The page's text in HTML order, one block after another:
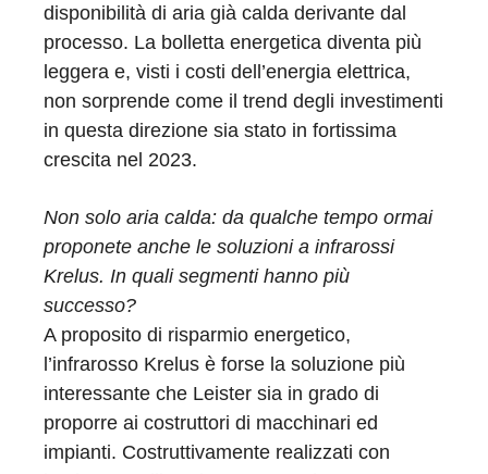
disponibilità di aria già calda derivante dal
processo. La bolletta energetica diventa più
leggera e, visti i costi dell’energia elettrica,
non sorprende come il trend degli investimenti
in questa direzione sia stato in fortissima
crescita nel 2023.
Non solo aria calda: da qualche tempo ormai
proponete anche le soluzioni a infrarossi
Krelus. In quali segmenti hanno più
successo?
A proposito di risparmio energetico,
l’infrarosso Krelus è forse la soluzione più
interessante che Leister sia in grado di
proporre ai costruttori di macchinari ed
impianti. Costruttivamente realizzati con